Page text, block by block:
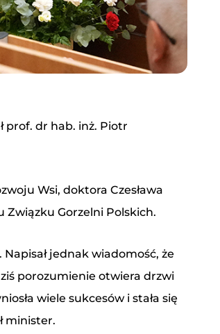
prof. dr hab. inż. Piotr
Wsi, doktora Czesława
Związku Gorzelni Polskich.
jednak wiadomość, że
porozumienie otwiera drzwi
wiele sukcesów i stała się
minister.